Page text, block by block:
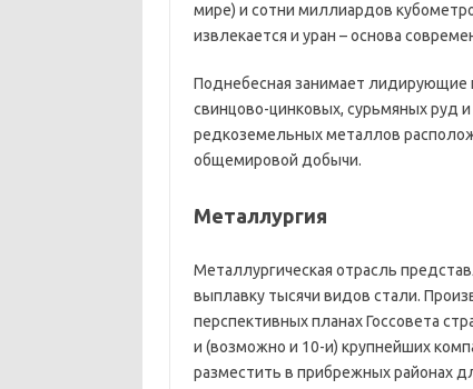
мире) и сотни миллиардов
извлекается и уран – основа
Поднебесная занимает лидирующие
свинцово-цинковых, сурьмяных руд
редкоземельных металлов
общемировой добычи.
Металлургия
Металлургическая отрасль
выплавку тысячи видов стали.
перспективных планах Госсовета
и (возможно и 10-и) крупнейших
разместить в прибрежных районах